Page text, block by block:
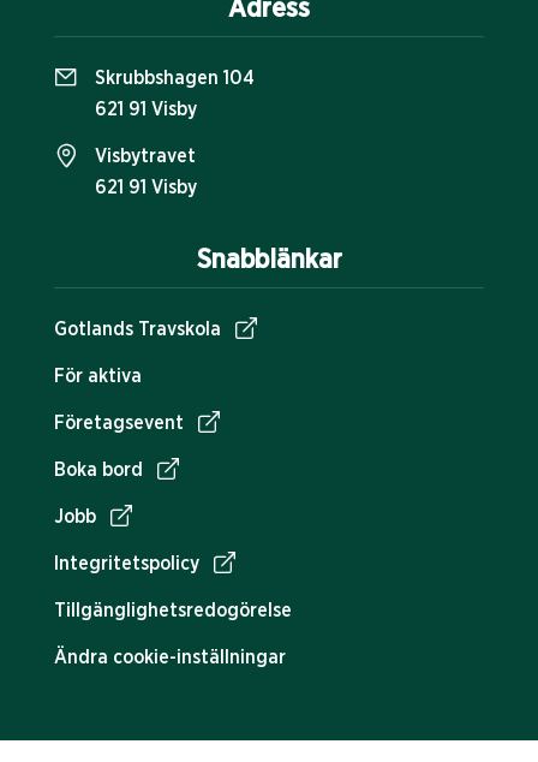
Snabblänkar
Gotlands Travskola
För aktiva
Företagsevent
Boka bord
Jobb
Integritetspolicy
Tillgänglighetsredogörelse
Ändra cookie-inställningar
Adress
Skrubbshagen 104
621 91 Visby
Visbytravet
621 91 Visby